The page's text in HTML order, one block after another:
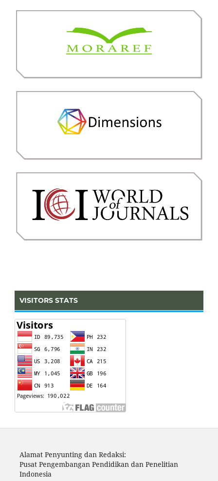
VISITORS STATS
Alamat Penyunting dan Redaksi:
Pusat Pengembangan Pendidikan dan Penelitian
Indonesia